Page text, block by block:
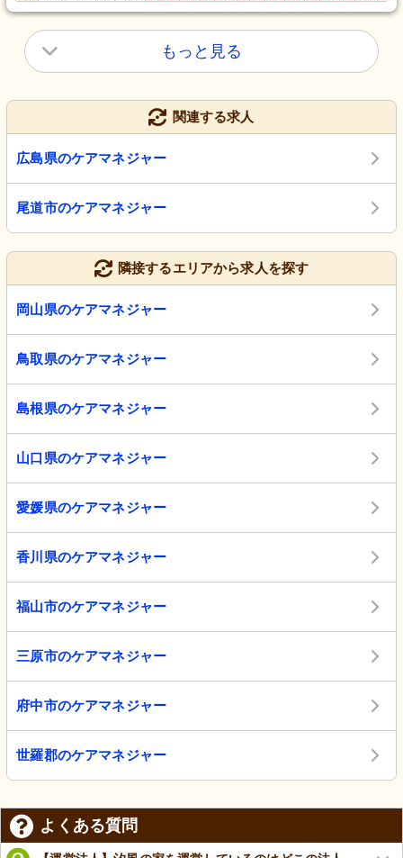
もっと見る
関連する求人
広島県のケアマネジャー
尾道市のケアマネジャー
隣接するエリアから求人を探す
岡山県のケアマネジャー
鳥取県のケアマネジャー
島根県のケアマネジャー
山口県のケアマネジャー
愛媛県のケアマネジャー
香川県のケアマネジャー
福山市のケアマネジャー
三原市のケアマネジャー
府中市のケアマネジャー
世羅郡のケアマネジャー
よくある質問